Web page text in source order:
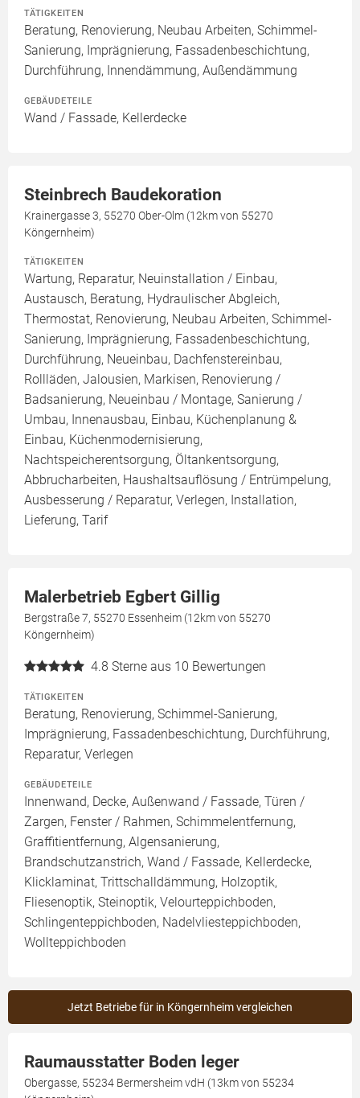
TÄTIGKEITEN
Beratung, Renovierung, Neubau Arbeiten, Schimmel-
Sanierung, Imprägnierung, Fassadenbeschichtung,
Durchführung, Innendämmung, Außendämmung
GEBÄUDETEILE
Wand / Fassade, Kellerdecke
Steinbrech Baudekoration
Krainergasse 3, 55270 Ober-Olm (12km von 55270
Köngernheim)
TÄTIGKEITEN
Wartung, Reparatur, Neuinstallation / Einbau,
Austausch, Beratung, Hydraulischer Abgleich,
Thermostat, Renovierung, Neubau Arbeiten, Schimmel-
Sanierung, Imprägnierung, Fassadenbeschichtung,
Durchführung, Neueinbau, Dachfenstereinbau,
Rollläden, Jalousien, Markisen, Renovierung /
Badsanierung, Neueinbau / Montage, Sanierung /
Umbau, Innenausbau, Einbau, Küchenplanung &
Einbau, Küchenmodernisierung,
Nachtspeicherentsorgung, Öltankentsorgung,
Abbrucharbeiten, Haushaltsauflösung / Entrümpelung,
Ausbesserung / Reparatur, Verlegen, Installation,
Lieferung, Tarif
Malerbetrieb Egbert Gillig
Bergstraße 7, 55270 Essenheim (12km von 55270
Köngernheim)
4.8 Sterne aus 10 Bewertungen
TÄTIGKEITEN
Beratung, Renovierung, Schimmel-Sanierung,
Imprägnierung, Fassadenbeschichtung, Durchführung,
Reparatur, Verlegen
GEBÄUDETEILE
Innenwand, Decke, Außenwand / Fassade, Türen /
Zargen, Fenster / Rahmen, Schimmelentfernung,
Graffitientfernung, Algensanierung,
Brandschutzanstrich, Wand / Fassade, Kellerdecke,
Klicklaminat, Trittschalldämmung, Holzoptik,
Fliesenoptik, Steinoptik, Velourteppichboden,
Schlingenteppichboden, Nadelvliesteppichboden,
Wollteppichboden
Jetzt Betriebe für in Köngernheim vergleichen
Raumausstatter Boden leger
Obergasse, 55234 Bermersheim vdH (13km von 55234